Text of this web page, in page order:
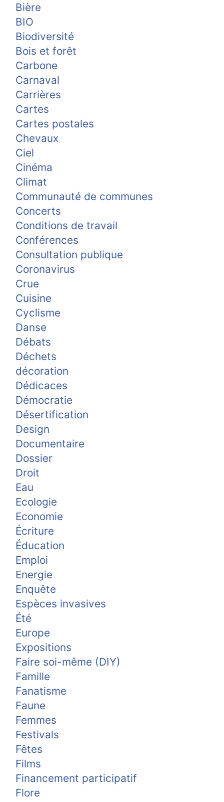
Bière
BIO
Biodiversité
Bois et forêt
Carbone
Carnaval
Carrières
Cartes
Cartes postales
Chevaux
Ciel
Cinéma
Climat
Communauté de communes
Concerts
Conditions de travail
Conférences
Consultation publique
Coronavirus
Crue
Cuisine
Cyclisme
Danse
Débats
Déchets
décoration
Dédicaces
Démocratie
Désertification
Design
Documentaire
Dossier
Droit
Eau
Ecologie
Economie
Écriture
Éducation
Emploi
Energie
Enquête
Espèces invasives
Été
Europe
Expositions
Faire soi-même (DIY)
Famille
Fanatisme
Faune
Femmes
Festivals
Fêtes
Films
Financement participatif
Flore